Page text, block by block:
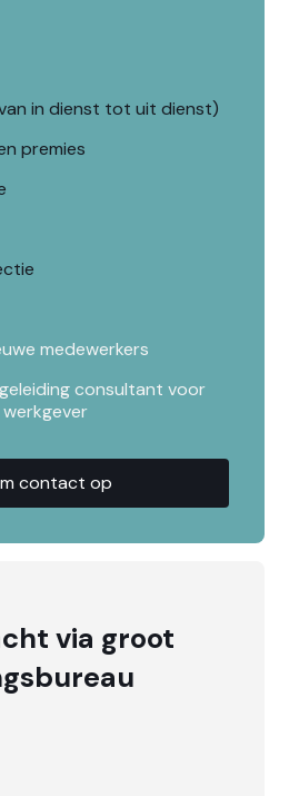
in dienst tot uit dienst)
premies
medewerkers
consultant voor
contact op
via groot